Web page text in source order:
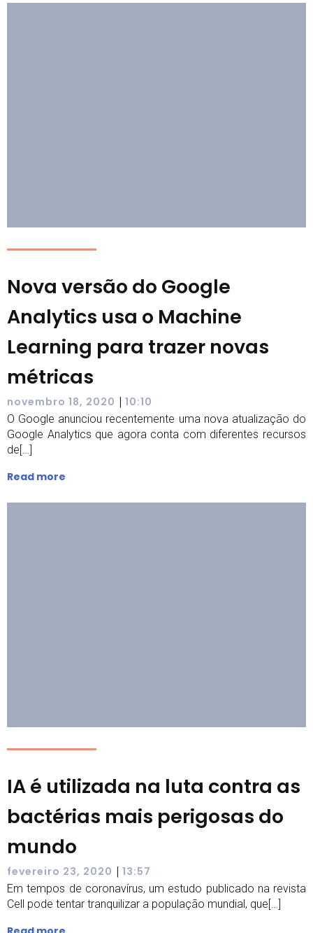
Nova versão do Google
Analytics usa o Machine
Learning para trazer novas
métricas
novembro 18, 2020 | 10:10
O Google anunciou recentemente uma nova atualização do
Google Analytics que agora conta com diferentes recursos
de[…]
Read more
IA é utilizada na luta contra as
bactérias mais perigosas do
mundo
fevereiro 23, 2020 | 13:57
Em tempos de coronavírus, um estudo publicado na revista
Cell pode tentar tranquilizar a população mundial, que[…]